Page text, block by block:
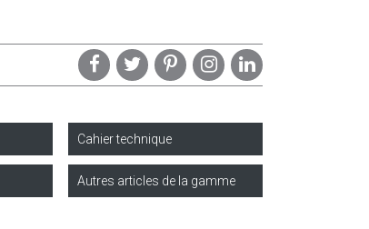
Cahier technique
Autres articles de la gamme